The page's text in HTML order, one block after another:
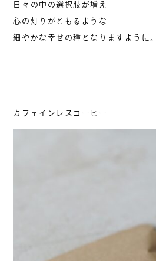
日々の中の選択肢が増え
心の灯りがともるような
細やかな幸せの種となりますように。
カフェインレスコーヒー